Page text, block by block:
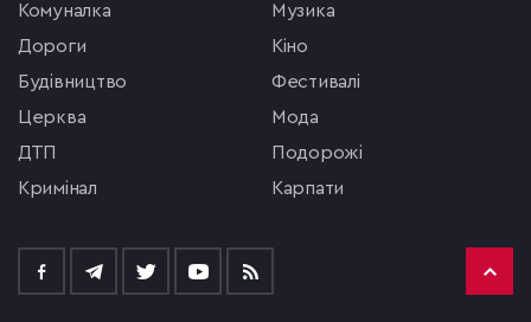
комуналка
Дороги
будівництво
церква
ДТП
кримінал
музика
кіно
фестивалі
мода
подорожі
Карпати